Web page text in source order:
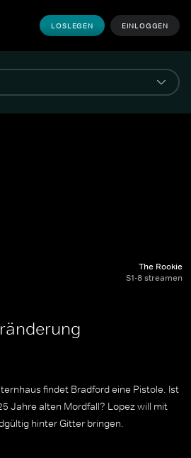
LOSLEGEN EINLOGGEN
The Rookie
S1-8 streamen
findet Bradford eine Pistole. Ist
Jahre alten Mordfall? Lopez will mit
hinter Gitter bringen.